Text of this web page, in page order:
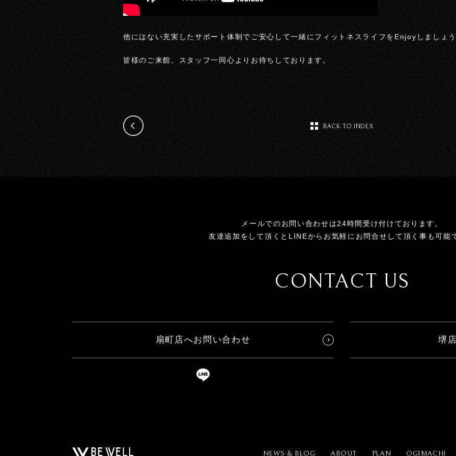
他にはない充実したサポート体制でご安心して一緒にフィットネスライフをEnjoyしましょ
皆様のご来館、スタッフ一同心よりお待ちしております。
BACK TO INDEX
メールでのお問い合わせは24時間受け付けております。
友達追加をして頂くとLINEからお気軽にお問合せして頂く事も可能
CONTACT US
扇町店へお問い合わせ 堺
NEWS & BLOG ABOUT PLAN OGIMACHI